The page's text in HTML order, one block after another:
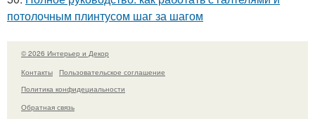
потолочным плинтусом шаг за шагом
© 2026 Интерьер и Декор
Контакты
Пользовательское соглашение
Политика конфидециальности
Обратная связь